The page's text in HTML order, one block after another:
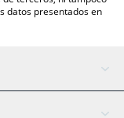
datos presentados en